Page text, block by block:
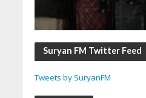
Suryan FM Twitter Feed
Tweets by SuryanFM